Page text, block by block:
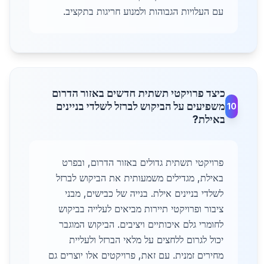
עם העלויות הגבוהות ולמנוע חריגות בתקציב.
10
כיצד פרויקטי תשתית חדשים באזור הדרום
משפיעים על הביקוש לברזל לשלדי בניינים
באילת?
פרויקטי תשתית גדולים באזור הדרום, ובפרט
באילת, מגדילים משמעותית את הביקוש לברזל
לשלדי בניינים אילת. בנייה של כבישים, מבני
ציבור ופרויקטי תיירות מביאים לעלייה בביקוש
לחומרי גלם איכותיים ויציבים. הביקוש המוגבר
יכול לגרום ללחצים על מלאי הברזל ולעליית
מחירים זמנית. עם זאת, פרויקטים אלו יוצרים גם